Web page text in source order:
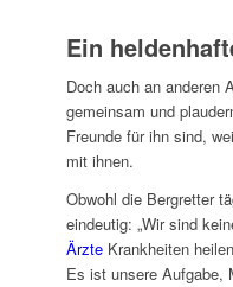
Ein
Doch auch an anderen
gemeinsam und
Freunde für ihn sind,
mit ihnen.
Obwohl die Bergretter
eindeutig: „Wir sind
Ärzte Krankheiten
Es ist unsere Aufgabe,